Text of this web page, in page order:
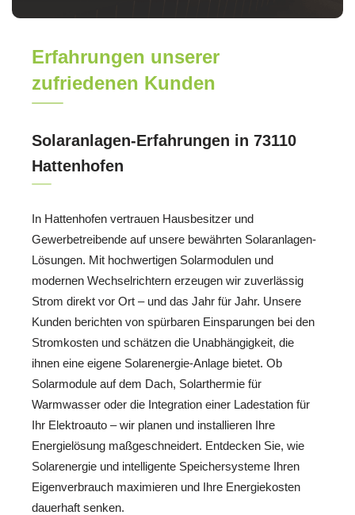
Erfahrungen unserer
zufriedenen Kunden
Solaranlagen-Erfahrungen in 73110
Hattenhofen
In Hattenhofen vertrauen Hausbesitzer und
Gewerbetreibende auf unsere bewährten Solaranlagen-
Lösungen. Mit hochwertigen Solarmodulen und
modernen Wechselrichtern erzeugen wir zuverlässig
Strom direkt vor Ort – und das Jahr für Jahr. Unsere
Kunden berichten von spürbaren Einsparungen bei den
Stromkosten und schätzen die Unabhängigkeit, die
ihnen eine eigene Solarenergie-Anlage bietet. Ob
Solarmodule auf dem Dach, Solarthermie für
Warmwasser oder die Integration einer Ladestation für
Ihr Elektroauto – wir planen und installieren Ihre
Energielösung maßgeschneidert. Entdecken Sie, wie
Solarenergie und intelligente Speichersysteme Ihren
Eigenverbrauch maximieren und Ihre Energiekosten
dauerhaft senken.